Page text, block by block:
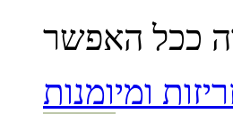
ומיומנות